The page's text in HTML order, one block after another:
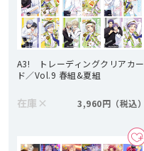
A3! トレーディングクリアカー
ド／Vol.9 春組&夏組
在庫 × 3,960円